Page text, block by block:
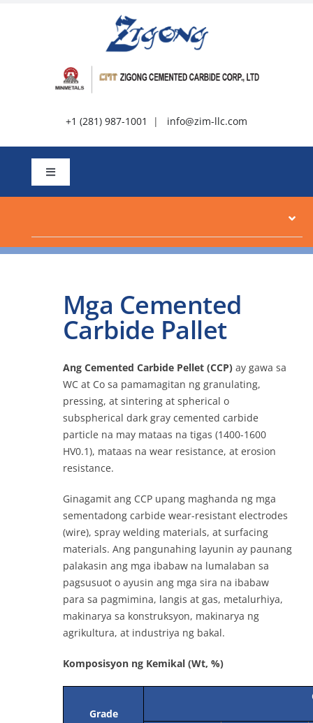
+1 (281) 987-1001 | info@zim-llc.com
I-
Mga mapagkukunan
Mga Cemented
Carbide Pallet
Ang Cemented Carbide Pellet (CCP) ay gawa sa
WC at Co sa pamamagitan ng granulating,
pressing, at sintering at spherical o
subspherical dark gray cemented carbide
particle na may mataas na tigas (1400-1600
HV0.1), mataas na wear resistance, at erosion
resistance.
Ginagamit ang CCP upang maghanda ng mga
sementadong carbide wear-resistant electrodes
(wire), spray welding materials, at surfacing
materials. Ang pangunahing layunin ay paunang
palakasin ang mga ibabaw na lumalaban sa
pagsusuot o ayusin ang mga sira na ibabaw
para sa pagmimina, langis at gas, metalurhiya,
makinarya sa konstruksyon, makinarya ng
agrikultura, at industriya ng bakal.
Komposisyon ng Kemikal (Wt, %)
Grade